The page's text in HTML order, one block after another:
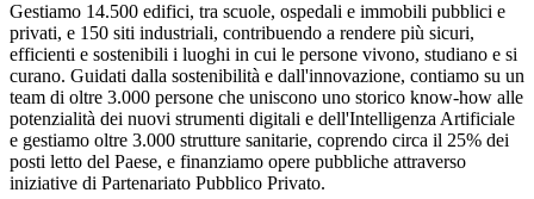
Gestiamo 14.500 edifici, tra scuole, ospedali e immobili pubblici e
privati, e 150 siti industriali, contribuendo a rendere più sicuri,
efficienti e sostenibili i luoghi in cui le persone vivono, studiano e si
curano. Guidati dalla sostenibilità e dall'innovazione, contiamo su un
team di oltre 3.000 persone che uniscono uno storico know-how alle
potenzialità dei nuovi strumenti digitali e dell'Intelligenza Artificiale
e gestiamo oltre 3.000 strutture sanitarie, coprendo circa il 25% dei
posti letto del Paese, e finanziamo opere pubbliche attraverso
iniziative di Partenariato Pubblico Privato.